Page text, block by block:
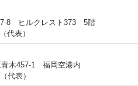
7-8 ヒルクレスト373 5階
代表）
青木457-1 福岡空港内
代表）